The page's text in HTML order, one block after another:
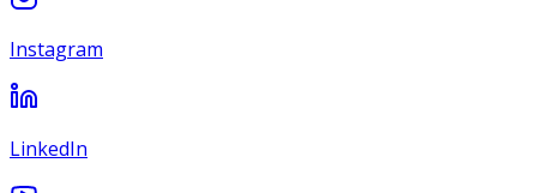
Instagram
LinkedIn